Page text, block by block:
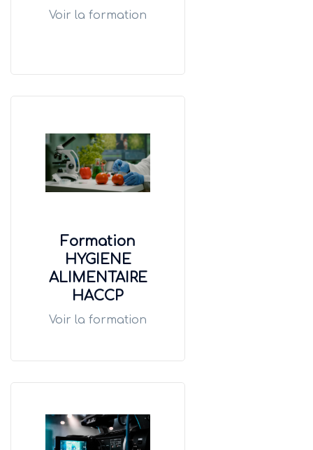
Voir la formation
Formation
HYGIENE
ALIMENTAIRE
HACCP
Voir la formation